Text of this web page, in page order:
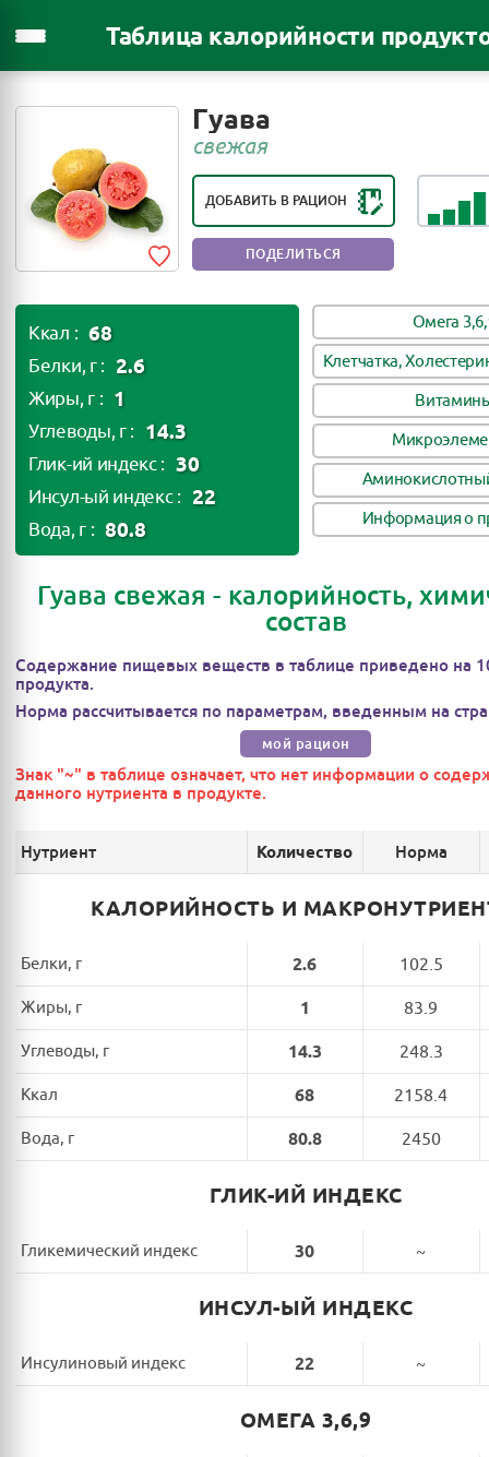
Таблица калорийности
Гуава
свежая
ДОБАВИТЬ В РАЦИОН
ОЧЕНЬ ПОЛЕЗНЫЙ ПРОДУКТ
ПОДЕЛИТЬСЯ
Ккал : 68
Белки, г : 2.6
Жиры, г : 1
Углеводы, г : 14.3
Глик-ий индекс : 30
Инсул-ый индекс : 22
Вода, г : 80.8
Омега
Клетчатка,
Информация о
Гуава свежая - калорийность,
состав
Содержание пищевых веществ в таблице приведено на
продукта.
Норма рассчитывается по параметрам, введенным на
мой рацион
Знак "~" в таблице означает, что нет информации о
данного нутриента в продукте.
Нутриент Количество Норма
КАЛОРИЙНОСТЬ И
Белки, г 2.6 102.5
Жиры, г 1 83.9
Углеводы, г 14.3 248.3
Ккал 68 2158.4
Вода, г 80.8 2450
ГЛИК-ИЙ ИНДЕКС
Гликемический индекс 30 ~
ИНСУЛ-ЫЙ ИНДЕКС
Инсулиновый индекс 22 ~
ОМЕГА 3,6,9